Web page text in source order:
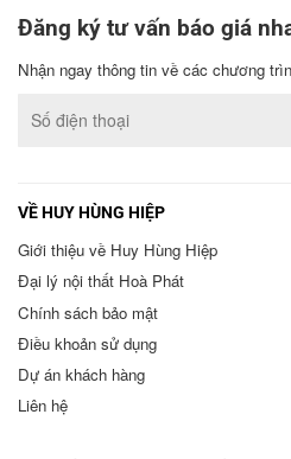
Đăng ký tư vấn báo giá
Nhận ngay thông tin về các chương
VỀ HUY HÙNG HIỆP
Giới thiệu về Huy Hùng Hiệp
Đại lý nội thất Hoà Phát
Chính sách bảo mật
Điều khoản sử dụng
Dự án khách hàng
Liên hệ